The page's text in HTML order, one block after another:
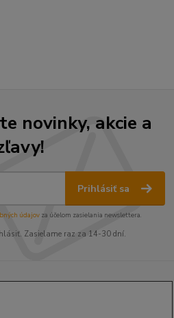
novinky, akcie a
Prihlásiť sa
údajov za účelom zasielania newslettera.
Zasielame raz za 14-30 dní.